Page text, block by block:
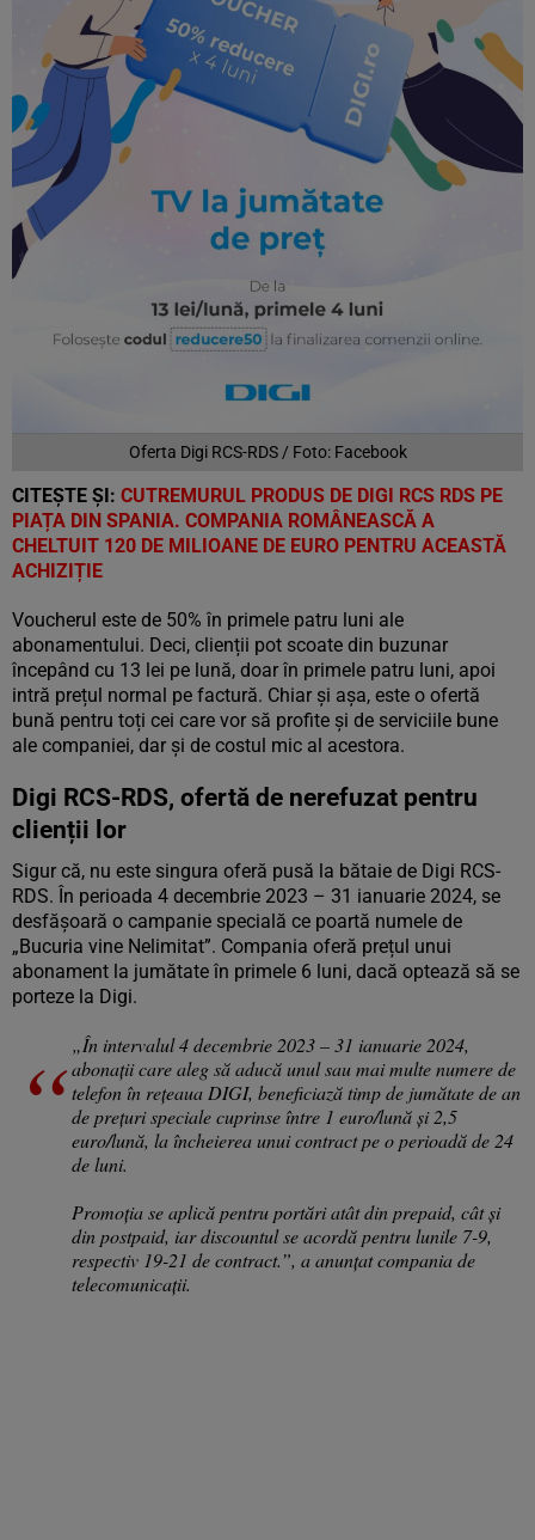
Oferta Digi RCS-RDS / Foto: Facebook
CITEȘTE ȘI: CUTREMURUL PRODUS DE DIGI RCS RDS PE
PIAȚA DIN SPANIA. COMPANIA ROMÂNEASCĂ A
CHELTUIT 120 DE MILIOANE DE EURO PENTRU ACEASTĂ
ACHIZIȚIE
Voucherul este de 50% în primele patru luni ale
abonamentului. Deci, clienții pot scoate din buzunar
începând cu 13 lei pe lună, doar în primele patru luni, apoi
intră prețul normal pe factură. Chiar și așa, este o ofertă
bună pentru toți cei care vor să profite și de serviciile bune
ale companiei, dar și de costul mic al acestora.
Digi RCS-RDS, ofertă de nerefuzat pentru
clienții lor
Sigur că, nu este singura oferă pusă la bătaie de Digi RCS-
RDS. În perioada 4 decembrie 2023 – 31 ianuarie 2024, se
desfășoară o campanie specială ce poartă numele de
„Bucuria vine Nelimitat”. Compania oferă prețul unui
abonament la jumătate în primele 6 luni, dacă optează să se
porteze la Digi.
„În intervalul 4 decembrie 2023 – 31 ianuarie 2024,
abonații care aleg să aducă unul sau mai multe numere de
telefon în rețeaua DIGI, beneficiază timp de jumătate de an
de prețuri speciale cuprinse între 1 euro/lună și 2,5
euro/lună, la încheierea unui contract pe o perioadă de 24
de luni.
Promoția se aplică pentru portări atât din prepaid, cât și
din postpaid, iar discountul se acordă pentru lunile 7-9,
respectiv 19-21 de contract.”, a anunțat compania de
telecomunicații.